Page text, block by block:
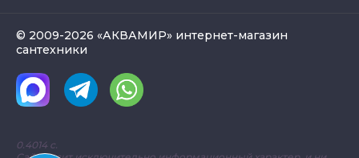
© 2009-2026 «АКВАМИР» интернет-магазин
сантехники
0.4014 с.